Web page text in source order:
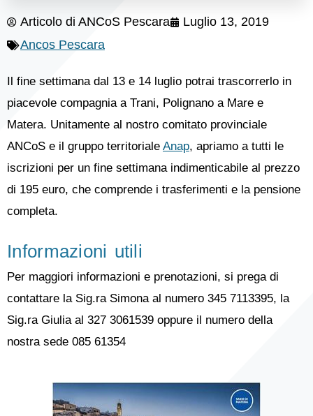
Articolo di ANCoS Pescara
Luglio 13, 2019
Ancos Pescara
Il fine settimana dal 13 e 14 luglio potrai trascorrerlo in
piacevole compagnia a Trani, Polignano a Mare e
Matera. Unitamente al nostro comitato provinciale
ANCoS e il gruppo territoriale Anap, apriamo a tutti le
iscrizioni per un fine settimana indimenticabile al prezzo
di 195 euro, che comprende i trasferimenti e la pensione
completa.
Informazioni utili
Per maggiori informazioni e prenotazioni, si prega di
contattare la Sig.ra Simona al numero 345 7113395, la
Sig.ra Giulia al 327 3061539 oppure il numero della
nostra sede 085 61354